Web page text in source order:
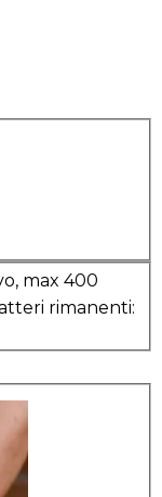
max 400
rimanenti: